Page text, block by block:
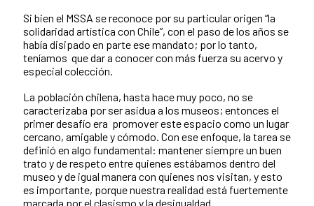
Si bien el MSSA se reconoce por su particular origen “la
solidaridad artística con Chile”, con el paso de los años se
había disipado en parte ese mandato; por lo tanto,
teníamos que dar a conocer con más fuerza su acervo y
especial colección.
La población chilena, hasta hace muy poco, no se
caracterizaba por ser asidua a los museos; entonces el
primer desafío era promover este espacio como un lugar
cercano, amigable y cómodo. Con ese enfoque, la tarea se
definió en algo fundamental: mantener siempre un buen
trato y de respeto entre quienes estábamos dentro del
museo y de igual manera con quienes nos visitan, y esto
es importante, porque nuestra realidad está fuertemente
marcada por el clasismo y la desigualdad.